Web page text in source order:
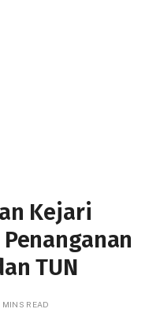
Kejari
TUN
MINS READ